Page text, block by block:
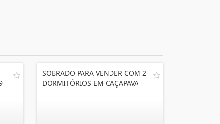
SOBRADO PARA VENDER COM 2
DORMITÓRIOS EM CAÇAPAVA